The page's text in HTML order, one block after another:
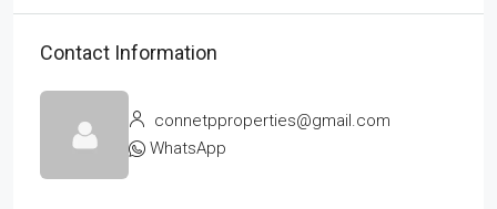
Contact Information
connetpproperties@gmail.com
WhatsApp